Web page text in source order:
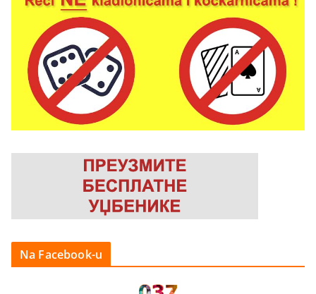
Na Facebook-u